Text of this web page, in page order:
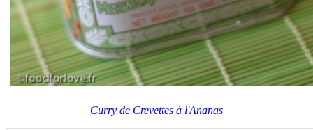
Curry de Crevettes à l'Ananas